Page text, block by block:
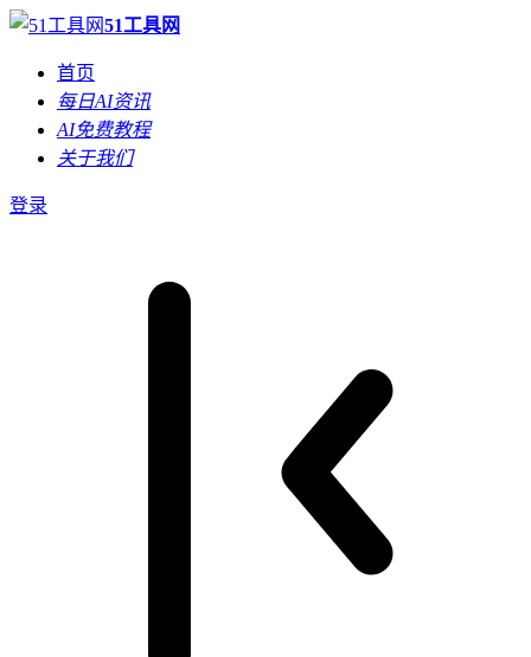
51工具网
首页
每日AI资讯
AI免费教程
关于我们
登录